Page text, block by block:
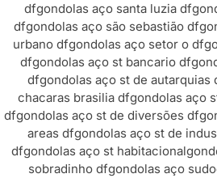
dfgondolas aço santa luzia df
dfgondolas aço são sebastião df
urbano dfgondolas aço setor o df
dfgondolas aço st bancario df
dfgondolas aço st de autarquias
chacaras brasilia dfgondolas aço
dfgondolas aço st de diversões df
areas dfgondolas aço st de
dfgondolas aço st habitacional
sobradinho dfgondolas aço